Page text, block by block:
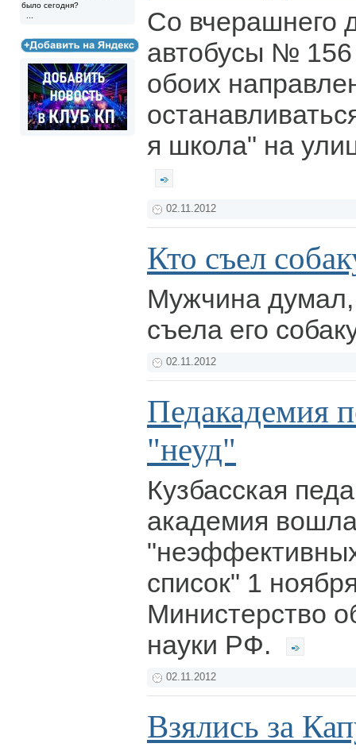
было сегодня?
Со вчерашнего
автобусы № 156
обоих
я школа" на
02.11.2012
Кто съел
Мужчина думал,
съела его
02.11.2012
Педакадемия
"неуд"
Кузбасская
академия
список" 1
Министерство
науки РФ.
02.11.2012
Взялись за